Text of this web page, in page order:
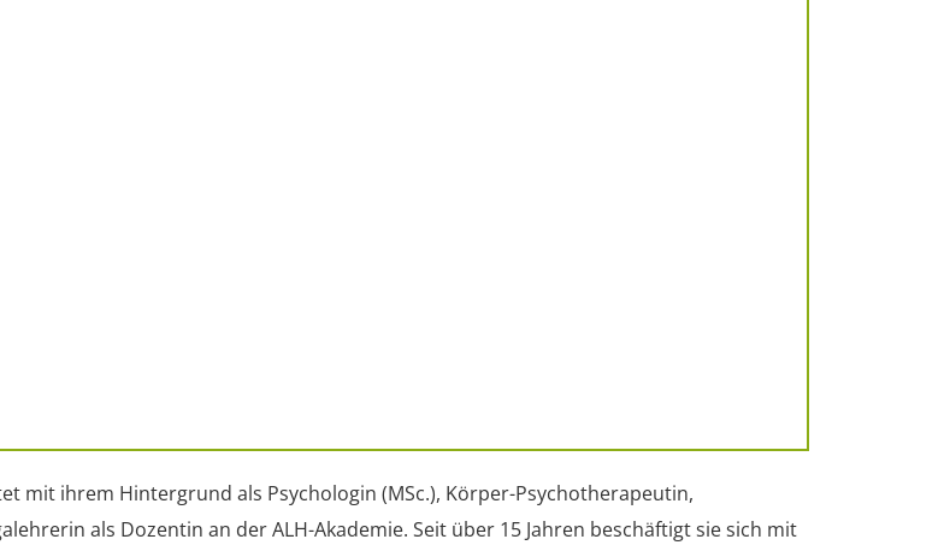
mit ihrem Hintergrund als Psychologin (MSc.), Körper-Psychotherapeutin,
als Dozentin an der ALH-Akademie. Seit über 15 Jahren beschäftigt sie sich mit